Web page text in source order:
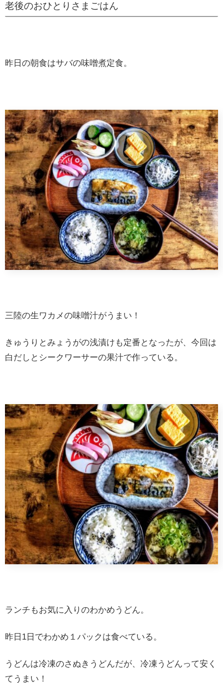
老後のおひとりさまごはん
昨日の朝食はサバの味噌煮定食。
三陸の生ワカメの味噌汁がうまい！
きゅうりとみょうがの浅漬けも定番となったが、今回は
白だしとシークワーサーの果汁で作っている。
ランチもお気に入りのわかめうどん。
昨日1日でわかめ１パックは食べている。
うどんは冷凍のさぬきうどんだが、冷凍うどんって安く
てうまい！